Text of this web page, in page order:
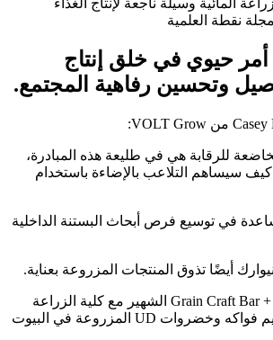
أمر حيوي في خلق إنتاج
وتحسين رفاهية المجتمع.
للرقابة هي في طليعة هذه المبادرة،
سيساهم التلاعب بالإضاءة باستخدام
في توسيع فرص أبحاث البستنة الداخلية
أيضًا تذوق المنتجات المزروعة بعناية.
حيث يشترك Grain Craft Bar + Kitchen الشهير مع كلية الزراعة
للموارد الطبيعية لتقديم فواكه وخضروات UD المزروعة في البيوت